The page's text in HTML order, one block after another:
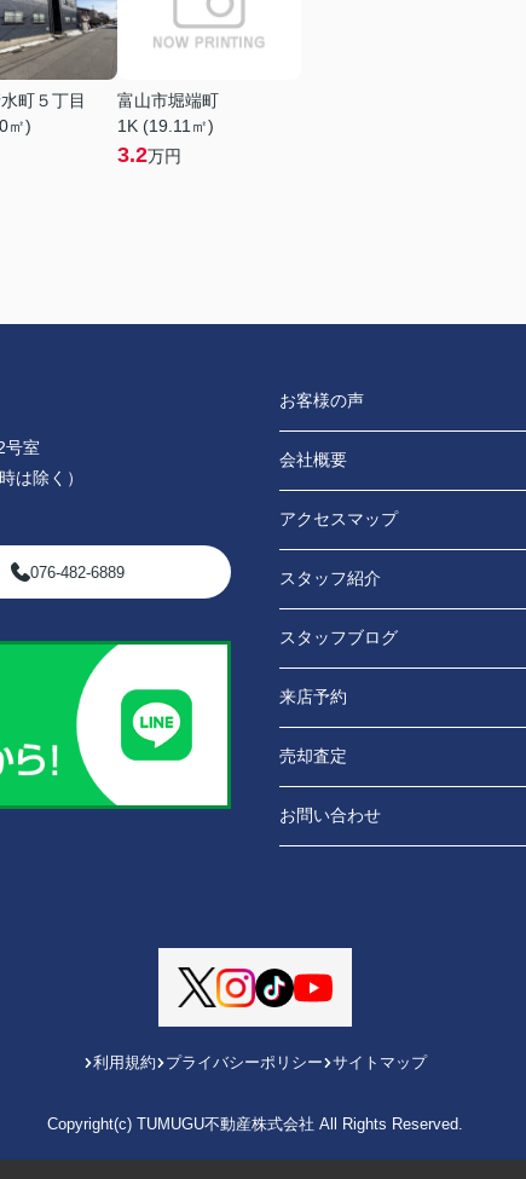
町５丁目
㎡)
富山市堀端町
1K (19.11㎡)
3.2万円
号室
は除く）
076-482-6889
お客様の声
会社概要
アクセスマップ
スタッフ紹介
スタッフブログ
来店予約
売却査定
お問い合わせ
利用規約 プライバシーポリシー サイトマップ
Copyright(c) TUMUGU不動産株式会社 All Rights Reserved.